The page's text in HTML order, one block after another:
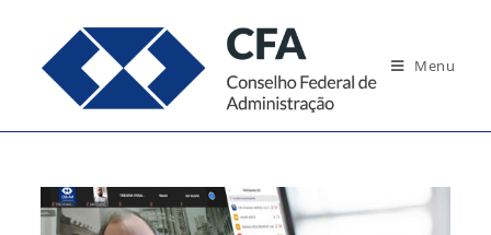
conteúdo
Menu